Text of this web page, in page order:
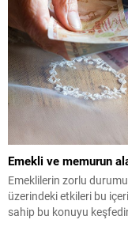
Emekli ve memurun
Emeklilerin zorlu
üzerindeki etkileri bu
sahip bu konuyu